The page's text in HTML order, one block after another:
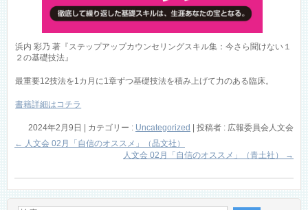
浜内 彩乃 著『ステップアップカウンセリングスキル集：今さら聞けない１
２の基礎技法』
最重要12技法を1カ月に1章ずつ基礎技法を積み上げて力のある臨床。
書籍詳細はコチラ
2024年2月9日 カテゴリー : Uncategorized
投稿者 : 広報委員会人文会
← 人文会 02月「自信のオススメ」（晶文社）
人文会 02月「自信のオススメ」（青土社）
→